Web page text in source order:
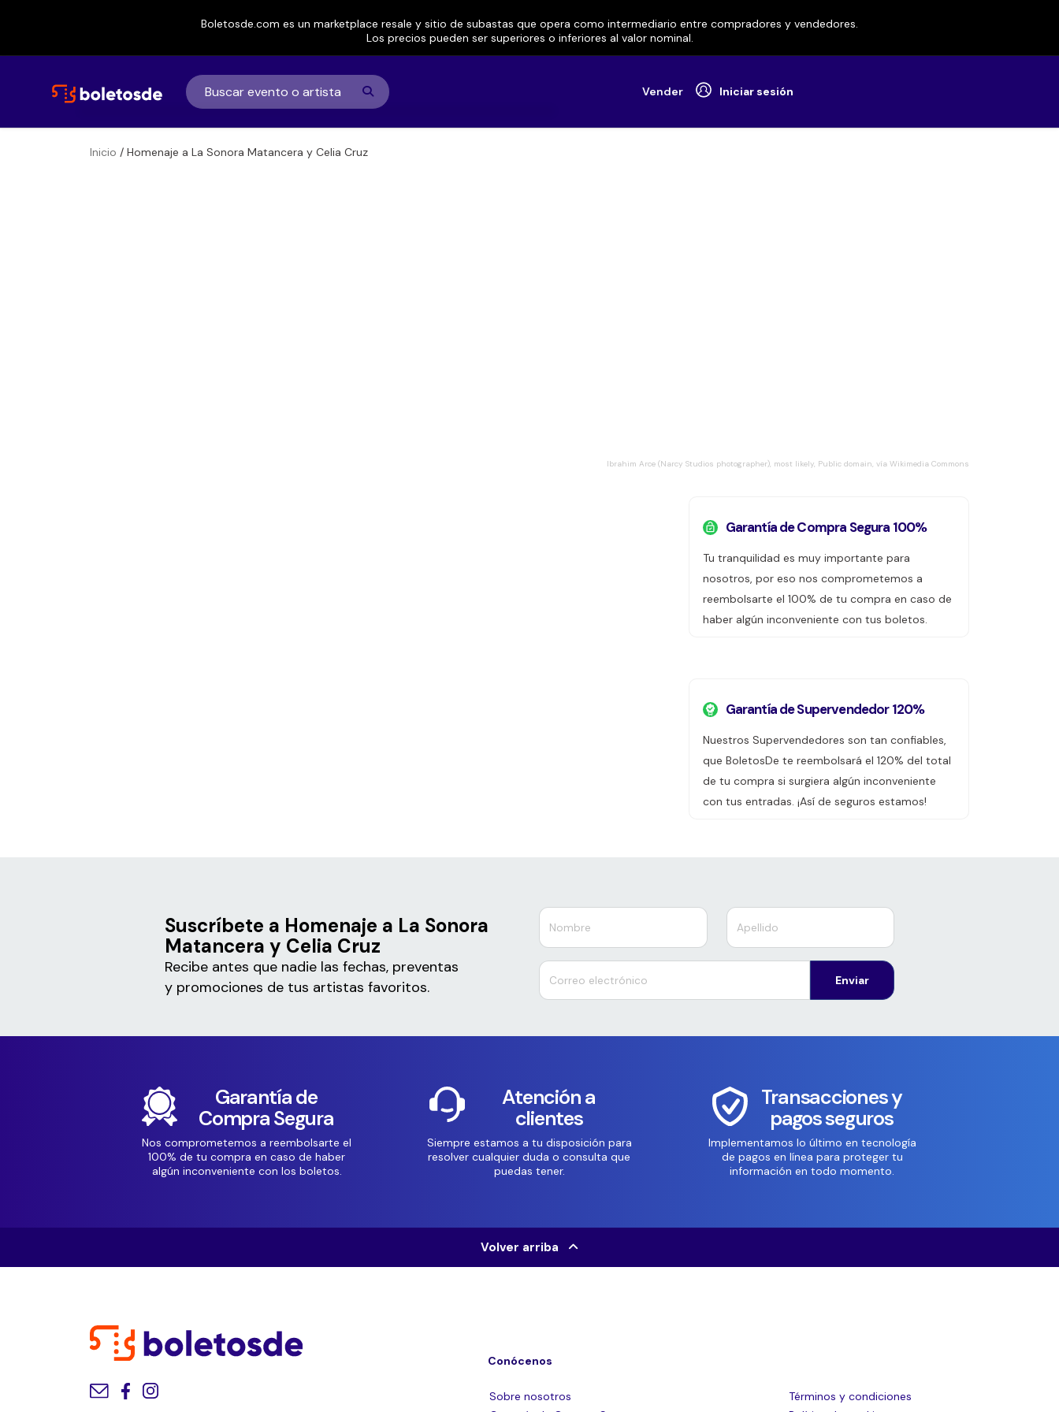
Boletosde.com es un marketplace resale y sitio de subastas que opera como intermediario entre compradores y vendedores.
Los precios pueden ser superiores o inferiores al valor nominal.
Vender Iniciar sesión
Inicio / Homenaje a La Sonora Matancera y Celia Cruz
Ibrahim Arce (Narcy Studios photographer), most likely, Public domain, vía Wikimedia Commons
Garantía de Compra Segura 100%
Tu tranquilidad es muy importante para
nosotros, por eso nos comprometemos a
reembolsarte el 100% de tu compra en caso de
haber algún inconveniente con tus boletos.
Garantía de Supervendedor 120%
Nuestros Supervendedores son tan confiables,
que BoletosDe te reembolsará el 120% del total
de tu compra si surgiera algún inconveniente
con tus entradas. ¡Así de seguros estamos!
Suscríbete a Homenaje a La Sonora
Matancera y Celia Cruz
Recibe antes que nadie las fechas, preventas
y promociones de tus artistas favoritos.
Enviar
Garantía de
Compra Segura
Nos comprometemos a reembolsarte el
100% de tu compra en caso de haber
algún inconveniente con los boletos.
Atención a
clientes
Siempre estamos a tu disposición para
resolver cualquier duda o consulta que
puedas tener.
Transacciones y
pagos seguros
Implementamos lo último en tecnología
de pagos en línea para proteger tu
información en todo momento.
Volver arriba
Conócenos
Sobre nosotros
Términos y condiciones